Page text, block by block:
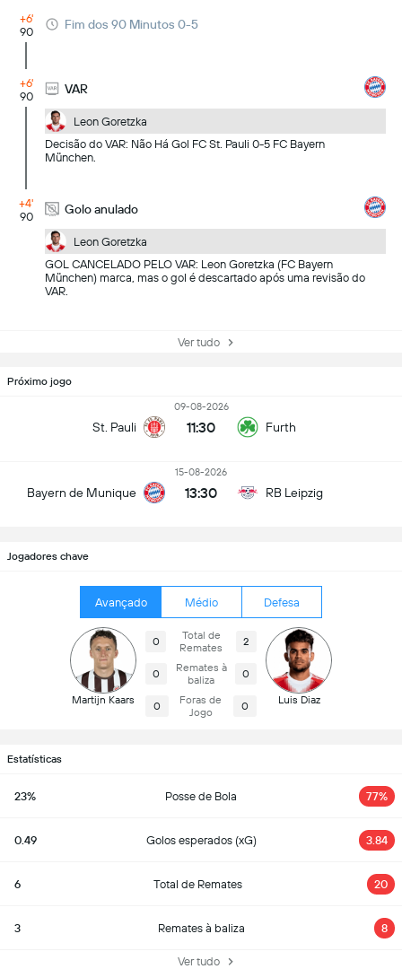
+6'
90
Fim dos 90 Minutos 0-5
+6'
90
VAR
Leon Goretzka
Decisão do VAR: Não Há Gol FC St. Pauli 0-5 FC Bayern
München.
+4'
90
Golo anulado
Leon Goretzka
GOL CANCELADO PELO VAR: Leon Goretzka (FC Bayern
München) marca, mas o gol é descartado após uma revisão do
VAR.
Ver tudo
Próximo jogo
St. Pauli
09-08-2026
11:30 Furth
Bayern de Munique
15-08-2026
13:30 RB Leipzig
Jogadores chave
Avançado Médio Defesa
Martijn Kaars
0
Total de
Remates
2
0
Remates à
baliza
0
0
Foras de
Jogo
0 Luis Diaz
Estatísticas
23% Posse de Bola 77%
0.49 Golos esperados (xG) 3.84
6 Total de Remates 20
3 Remates à baliza 8
Ver tudo